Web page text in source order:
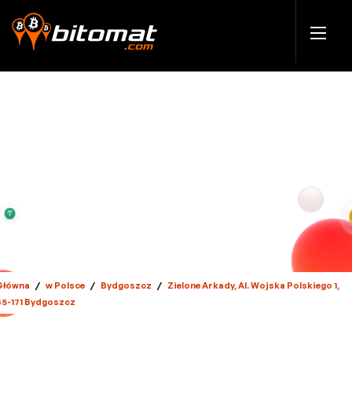
/ w Polsce / Bydgoszcz / Zielone Arkady, Al. Wojska Polskiego 1,
171 Bydgoszcz